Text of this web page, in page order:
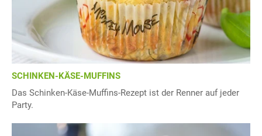
SCHINKEN-KÄSE-MUFFINS
Das Schinken-Käse-Muffins-Rezept ist der Renner auf jeder
Party.